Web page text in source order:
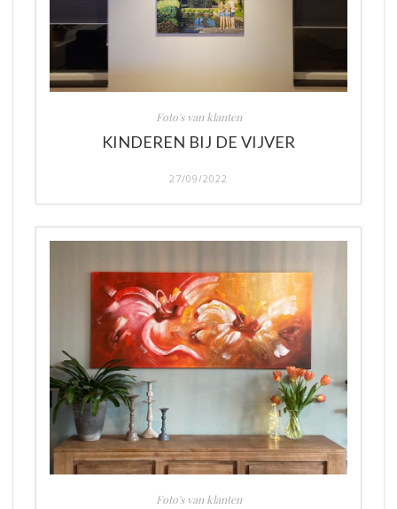
Foto's van klanten
KINDEREN BIJ DE VIJVER
27/09/2022
Foto's van klanten